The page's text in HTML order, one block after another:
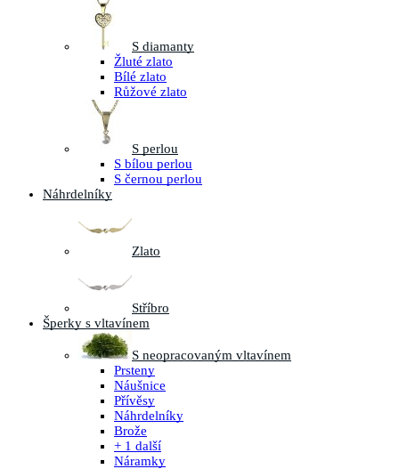
S diamanty
Žluté zlato
Bílé zlato
Růžové zlato
S perlou
S bílou perlou
S černou perlou
Náhrdelníky
Zlato
Stříbro
Šperky s vltavínem
S neopracovaným vltavínem
Prsteny
Náušnice
Přívěsy
Náhrdelníky
Brože
+ 1 další
Náramky